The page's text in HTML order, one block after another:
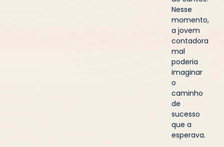
Nesse
momento,
a jovem
contadora
mal
poderia
imaginar
o
caminho
de
sucesso
que a
esperava.